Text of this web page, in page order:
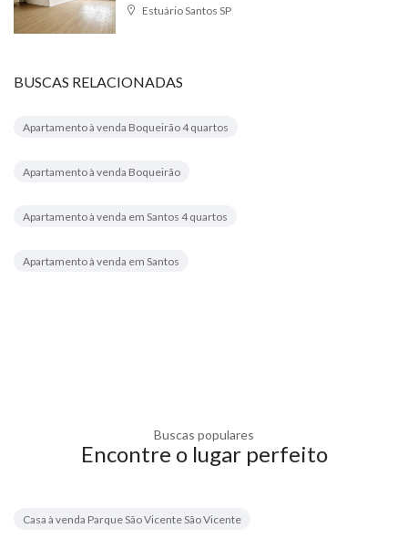
Estuário Santos SP
BUSCAS RELACIONADAS
Apartamento à venda Boqueirão 4 quartos
Apartamento à venda Boqueirão
Apartamento à venda em Santos 4 quartos
Apartamento à venda em Santos
Buscas populares
Encontre o lugar perfeito
Casa à venda Parque São Vicente São Vicente